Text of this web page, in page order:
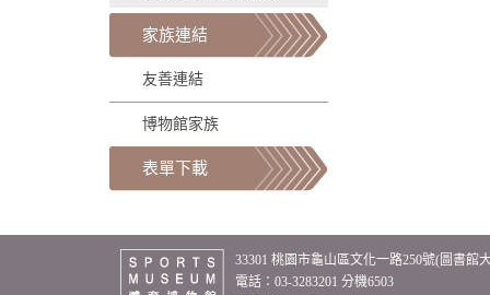
家族連結
友善連結
博物館家族
表單下載
33301 桃園市龜山區文化一路250號(圖書館
電話：03-3283201 分機6503